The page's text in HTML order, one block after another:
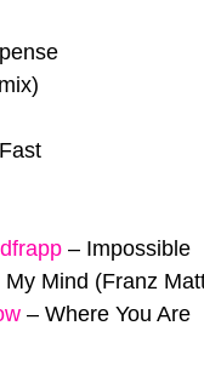
– Impossible
Mind (Franz
– Where You Are